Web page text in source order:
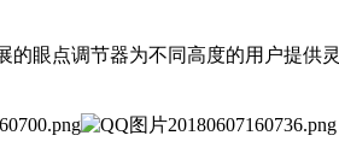
眼点调节器为不同高度的用户提